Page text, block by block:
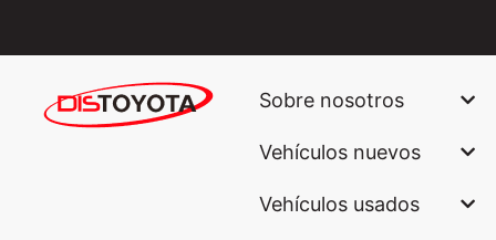
Sobre nosotros
Vehículos nuevos
Vehículos usados